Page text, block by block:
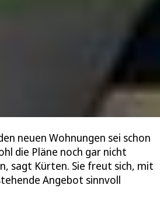
neuen Wohnungen sei schon
die Pläne noch gar nicht
sagt Kürten. Sie freut sich, mit
Angebot sinnvoll